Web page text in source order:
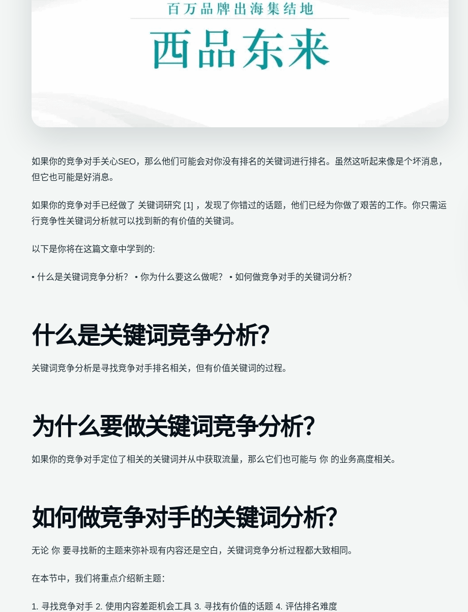
如果你的竞争对手关心SEO，那么他们可能会对你没有排名的关键词进行排名。虽然这听起来像是个坏消息，
但它也可能是好消息。
如果你的竞争对手已经做了 关键词研究 [1] ，发现了你错过的话题，他们已经为你做了艰苦的工作。你只需运
行竞争性关键词分析就可以找到新的有价值的关键词。
以下是你将在这篇文章中学到的:
• 什么是关键词竞争分析？ • 你为什么要这么做呢？ • 如何做竞争对手的关键词分析？
什么是关键词竞争分析？
关键词竞争分析是寻找竞争对手排名相关，但有价值关键词的过程。
为什么要做关键词竞争分析？
如果你的竞争对手定位了相关的关键词并从中获取流量，那么它们也可能与 你 的业务高度相关。
如何做竞争对手的关键词分析？
无论 你 要寻找新的主题来弥补现有内容还是空白，关键词竞争分析过程都大致相同。
在本节中，我们将重点介绍新主题：
1. 寻找竞争对手 2. 使用内容差距机会工具 3. 寻找有价值的话题 4. 评估排名难度